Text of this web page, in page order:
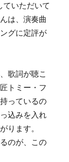
いただいて
は、演奏曲
グに定評が
歌詞が聴こ
トミー・フ
っているの
込みを入れ
ります。
のが、この